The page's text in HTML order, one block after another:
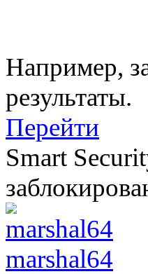
Например,
результаты.
Перейти
Smart
marshal64